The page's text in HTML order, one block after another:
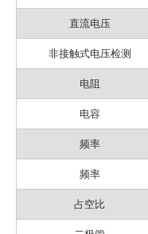
直流电压
非接触式电压检测
电阻
电容
频率
频率
占空比